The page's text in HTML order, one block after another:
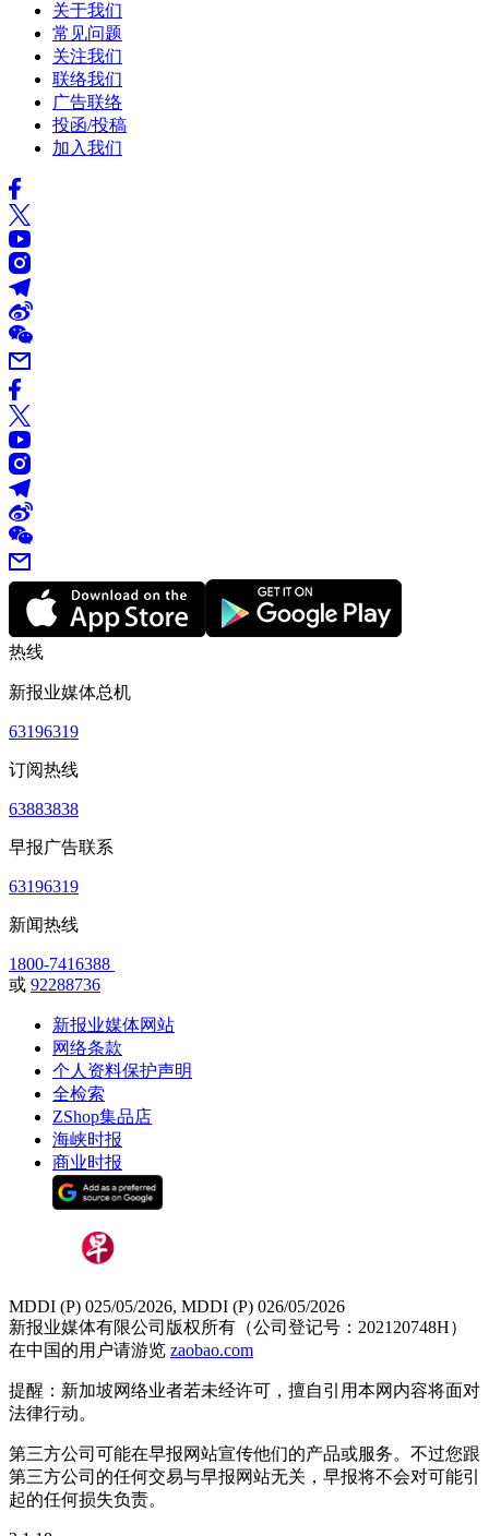
关于我们
常见问题
关注我们
联络我们
广告联络
投函/投稿
加入我们
热线
新报业媒体总机
63196319
订阅热线
63883838
早报广告联系
63196319
新闻热线
1800-7416388
或 92288736
新报业媒体网站
网络条款
个人资料保护声明
全检索
ZShop集品店
海峡时报
商业时报
MDDI (P) 025/05/2026, MDDI (P) 026/05/2026
新报业媒体有限公司版权所有（公司登记号：202120748H）
在中国的用户请游览 zaobao.com
提醒：新加坡网络业者若未经许可，擅自引用本网内容将面对
法律行动。
第三方公司可能在早报网站宣传他们的产品或服务。不过您跟
第三方公司的任何交易与早报网站无关，早报将不会对可能引
起的任何损失负责。